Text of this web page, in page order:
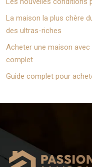
La maison la plus chère
des ultras-riches
Acheter une maison
complet
Guide complet pour